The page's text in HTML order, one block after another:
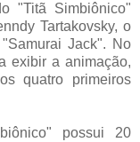
"Titã Simbiônico"
Tartakovsky, o
Jack". No
exibir a animação,
quatro primeiros
possui 20